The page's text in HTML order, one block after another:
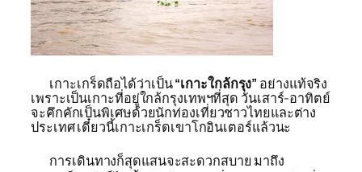
เกาะเกร็ดถือได้ว่าเป็น“เกาะใกล้กรุง” อย่างแท้จริง
เพราะเป็นเกาะที่อยู่ใกล้กรุงเทพฯที่สุด วันเสาร์-อาทิตย์
จะคึกคักเป็นพิเศษด้วยนักท่องเที่ยวชาวไทยและต่าง
ประเทศ เดี๋ยวนี้เกาะเกร็ดเขาโกอินเตอร์แล้วนะ
การเดินทางก็สุดแสนจะสะดวกสบาย มาถึง